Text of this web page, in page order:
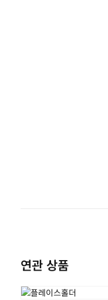
연관 상품